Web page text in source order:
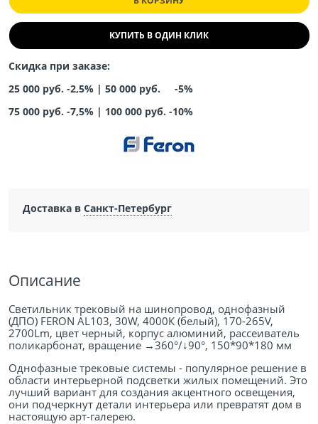
КУПИТЬ В ОДИН КЛИК
Скидка при заказе:
25 000 руб. -2,5% | 50 000 руб. -5%
75 000 руб. -7,5% | 100 000 руб. -10%
Доставка в Санкт-Петербург
Описание
Светильник трековый на шинопровод, однофазный
(ДПО) FERON AL103, 30W, 4000К (белый), 170-265V,
2700Lm, цвет черный, корпус алюминий, рассеиватель
поликарбонат, вращение →360°/↓90°, 150*90*180 мм
Однофазные трековые системы - популярное решение в
области интерьерной подсветки жилых помещений. Это
лучший вариант для создания акцентного освещения,
они подчеркнут детали интерьера или превратят дом в
настоящую арт-галерею.